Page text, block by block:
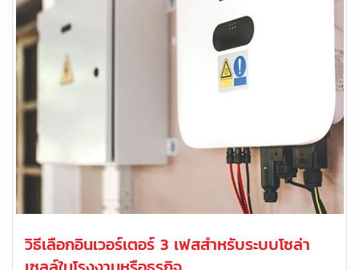
วิธีเลือกอินเวอร์เตอร์ 3 เฟสสำหรับระบบโซล่า